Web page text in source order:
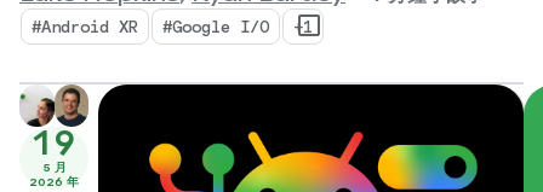
和 Android XR 互動架構。
#Android XR #Google I/O +1
19
5 月
2026 年